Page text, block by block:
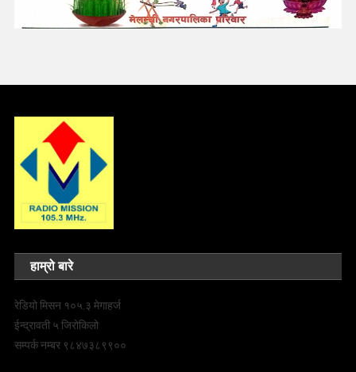
हाम्रो बारे
रेडियो मिसन १०५.३ मेगाहर्ज
ईन्द्रावती ५ जिरोकिलो
सम्पर्क नम्बर ९८४७३८९९००